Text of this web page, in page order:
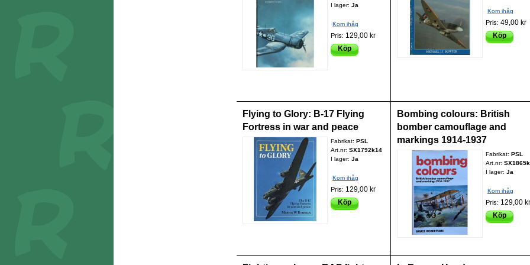
I lager: Ja
Kom ihåg
Pris: 129,00 kr
Köp
Kom ihåg
Pris: 49,00 kr
Köp
Flying to Glory: B-17 Flying
Fortress in war and peace
Fabrikat:PSL
Art.nr:SX1792k14
I lager: Ja
Kom ihåg
Pris: 129,00 kr
Köp
Bombing colours: British
bomber camouflage and
markings 1914-1937
Fabrikat: PSL
Art.nr:
I lager: Ja
Kom ihåg
Pris: 129,00 kr
Köp